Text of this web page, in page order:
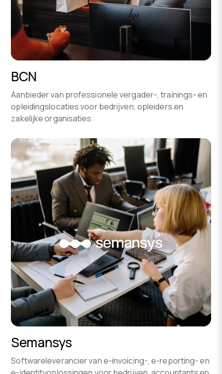
BCN
Aanbieder van professionele vergader-, trainings- en
opleidingslocaties voor bedrijven, opleiders en
zakelijke organisaties.
Semansys
Softwareleverancier van e-invoicing-, e-reporting- en